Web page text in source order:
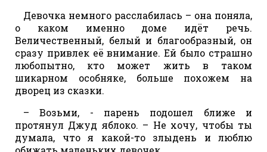
Девочка немного расслабилась – она поняла,
о каком именно доме идёт речь.
Величественный, белый и благообразный, он
сразу привлек её внимание. Ей было страшно
любопытно, кто может жить в таком
шикарном особняке, больше похожем на
дворец из сказки.
– Возьми, - парень подошел ближе и
протянул Джуд яблоко. – Не хочу, чтобы ты
думала, что я какой-то злыдень и люблю